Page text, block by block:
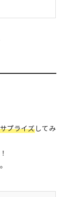
プライズしてみ